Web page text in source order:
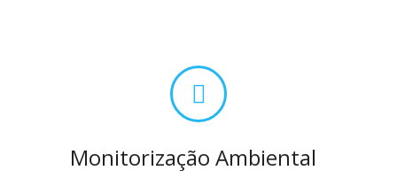
Monitorização Ambiental